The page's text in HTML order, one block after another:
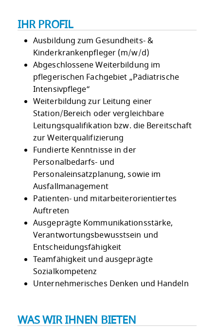
IHR PROFIL
Ausbildung zum Gesundheits- &
Kinderkrankenpfleger (m/w/d)
Abgeschlossene Weiterbildung im
pflegerischen Fachgebiet „Pädiatrische
Intensivpflege“
Weiterbildung zur Leitung einer
Station/Bereich oder vergleichbare
Leitungsqualifikation bzw. die Bereitschaft
zur Weiterqualifizierung
Fundierte Kenntnisse in der
Personalbedarfs- und
Personaleinsatzplanung, sowie im
Ausfallmanagement
Patienten- und mitarbeiterorientiertes
Auftreten
Ausgeprägte Kommunikationsstärke,
Verantwortungsbewusstsein und
Entscheidungsfähigkeit
Teamfähigkeit und ausgeprägte
Sozialkompetenz
Unternehmerisches Denken und Handeln
WAS WIR IHNEN BIETEN